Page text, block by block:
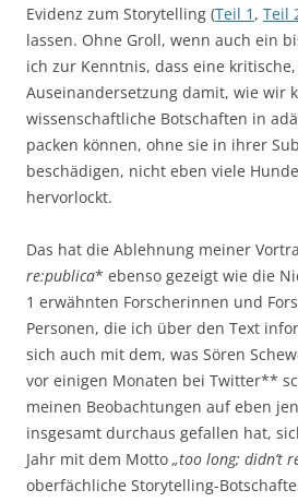
Evidenz zum Storytelling (Teil 1 , Teil
lassen. Ohne Groll, wenn auch ein
ich zur Kenntnis, dass eine
Auseinandersetzung damit, wie wir
wissenschaftliche Botschaften in
packen können, ohne sie in ihrer
beschädigen, nicht eben viele
hervorlockt.
Das hat die Ablehnung meiner
re:publica* ebenso gezeigt wie die
1 erwähnten Forscherinnen und
Personen, die ich über den Text
sich auch mit dem, was Sören
vor einigen Monaten bei Twitter**
meinen Beobachtungen auf eben
insgesamt durchaus gefallen hat,
Jahr mit dem Motto „too long; didn’t
oberfächliche Storytelling-